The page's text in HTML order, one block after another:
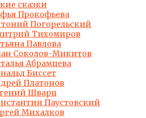
сказки
Прокофьева
Погорельский
Тихомиров
Павлова
Соколов-Микитов
Абрамцева
Биссет
Платонов
Шварц
Паустовский
Михалков